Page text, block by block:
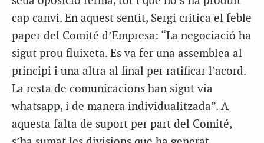
cap canvi. En aquest sentit, Sergi critica el feble
paper del Comité d’Empresa: “La negociació ha
sigut prou fluixeta. Es va fer una assemblea al
principi i una altra al final per ratificar l’acord.
La resta de comunicacions han sigut via
whatsapp, i de manera individualitzada”. A
aquesta falta de suport per part del Comité,